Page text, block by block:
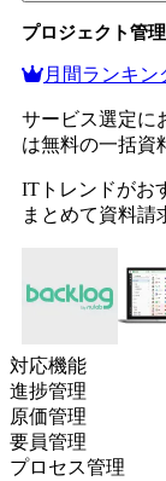
プロジェクト管
月間ランキン
サービス選定に
は無料の一括資
ITトレンドがお
まとめて資料請
対応機能
進捗管理
原価管理
要員管理
プロセス管理